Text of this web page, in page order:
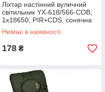
Ліхтар настінний вуличний
світильник YX-618/566-COB,
1x18650, PIR+CDS, сонячна
батарея
Немає в наявності
178 ₴